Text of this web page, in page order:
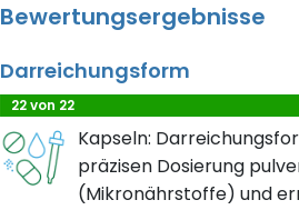
Bewertungsergebnisse
Darreichungsform
22 von 22
Kapseln:
präzisen Dosierung
(Mikronährstoffe) und